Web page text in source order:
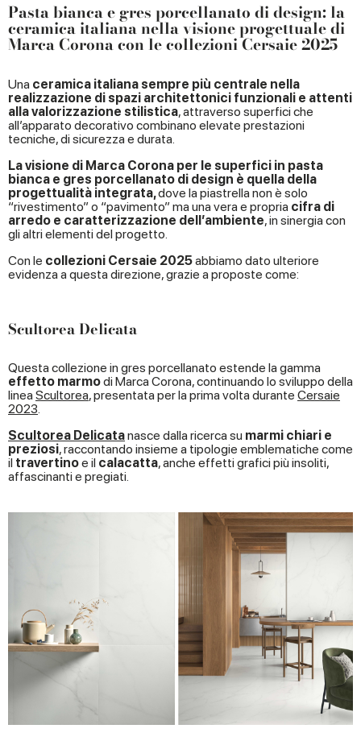
Pasta bianca e gres porcellanato di design: la
ceramica italiana nella visione progettuale di
Marca Corona con le collezioni Cersaie 2025
Una ceramica italiana sempre più centrale nella
realizzazione di spazi architettonici funzionali e attenti
alla valorizzazione stilistica, attraverso superfici che
all’apparato decorativo combinano elevate prestazioni
tecniche, di sicurezza e durata.
La visione di Marca Corona per le superfici in pasta
bianca e gres porcellanato di design è quella della
progettualità integrata,dove la piastrella non è solo
“rivestimento” o “pavimento” ma una vera e propria cifra di
arredo e caratterizzazione dell’ambiente, in sinergia con
gli altri elementi del progetto.
Con le collezioni Cersaie 2025abbiamo dato ulteriore
evidenza a questa direzione, grazie a proposte come:
Scultorea Delicata
Questa collezione in gres porcellanato estende la gamma
effetto marmodi Marca Corona, continuando lo sviluppo della
linea Scultorea, presentata per la prima volta durante Cersaie
2023.
Scultorea Delicatanasce dalla ricerca su marmi chiari e
preziosi, raccontando insieme a tipologie emblematiche come
il travertinoe il calacatta, anche effetti grafici più insoliti,
affascinanti e pregiati.